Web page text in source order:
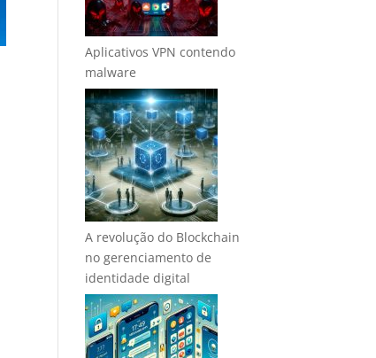
Aplicativos VPN contendo
malware
A revolução do Blockchain
no gerenciamento de
identidade digital